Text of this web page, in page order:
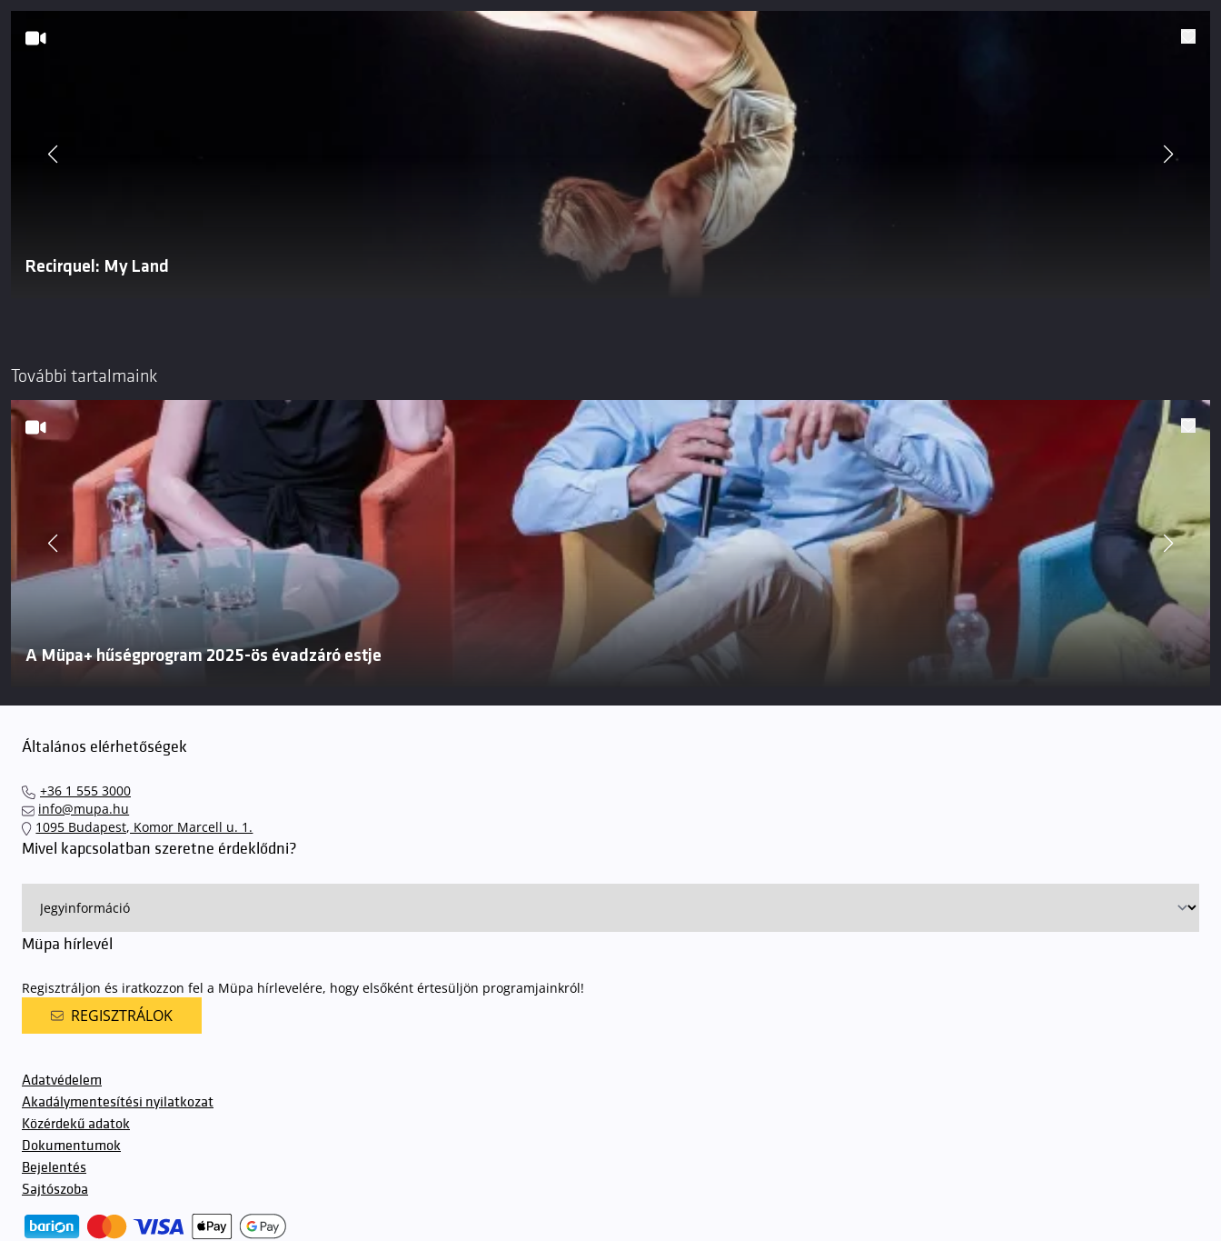
Recirquel: My Land
További tartalmaink
A Müpa+ hűségprogram 2025-ös évadzáró estje
Általános elérhetőségek
+36 1 555 3000
info@mupa.hu
1095 Budapest, Komor Marcell u. 1.
Mivel kapcsolatban szeretne érdeklődni?
Müpa hírlevél
Regisztráljon és iratkozzon fel a Müpa hírlevelére, hogy elsőként értesüljön programjainkról!
REGISZTRÁLOK
Adatvédelem
Akadálymentesítési nyilatkozat
Közérdekű adatok
Dokumentumok
Bejelentés
Sajtószoba